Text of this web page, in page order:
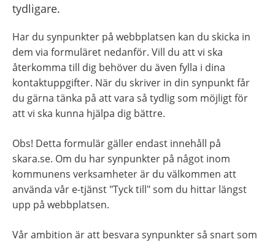
tydligare.
Har du synpunkter på webbplatsen kan du skicka in
dem via formuläret nedanför. Vill du att vi ska
återkomma till dig behöver du även fylla i dina
kontaktuppgifter. När du skriver in din synpunkt får
du gärna tänka på att vara så tydlig som möjligt för
att vi ska kunna hjälpa dig bättre.
Obs! Detta formulär gäller endast innehåll på
skara.se. Om du har synpunkter på något inom
kommunens verksamheter är du välkommen att
använda vår e-tjänst "Tyck till" som du hittar längst
upp på webbplatsen.
Vår ambition är att besvara synpunkter så snart som